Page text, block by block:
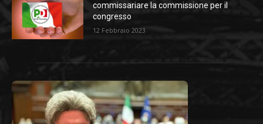
commissariare la commissione per il
congresso
12 Febbraio 2023